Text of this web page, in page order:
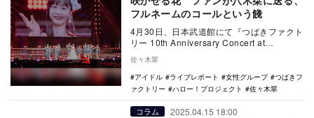
フルネームのコールという餞
4月30日、日本武道館にて『つばきファクト
リー 10th Anniversary Concert at
佐々木翠
アイドル
ライブレポート 女性グループ
つばきフ
ァクトリー
ハロー！プロジェクト 佐々木翠
コラム 2025.04.15 18:00